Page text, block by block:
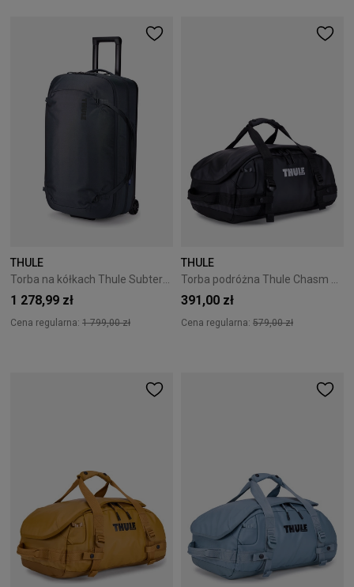
THULE
Torba na kółkach Thule Subterra 2 Wheeled Duffel - dark slate
1 278,99 zł
Cena regularna: 1 799,00 zł
THULE
Torba podróżna Thule Chasm 30L Black
391,00 zł
Cena regularna: 579,00 zł